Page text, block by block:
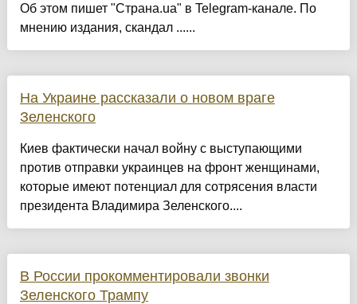
Об этом пишет "Страна.ua" в Telegram-канале. По
мнению издания, скандал ......
На Украине рассказали о новом враге
Зеленского
Киев фактически начал войну с выступающими
против отправки украинцев на фронт женщинами,
которые имеют потенциал для сотрясения власти
президента Владимира Зеленского....
В России прокомментировали звонки
Зеленского Трампу